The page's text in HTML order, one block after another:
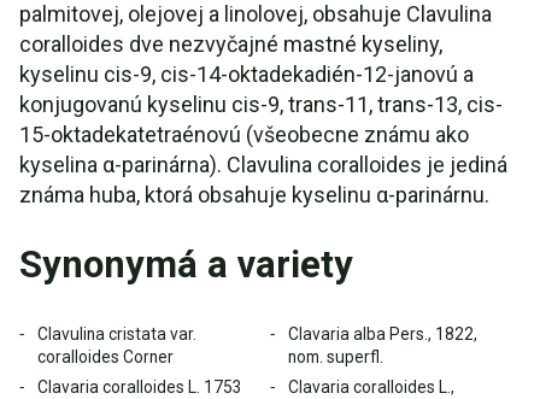
palmitovej, olejovej a linolovej, obsahuje Clavulina
coralloides dve nezvyčajné mastné kyseliny,
kyselinu cis-9, cis-14-oktadekadién-12-janovú a
konjugovanú kyselinu cis-9, trans-11, trans-13, cis-
15-oktadekatetraénovú (všeobecne známu ako
kyselina α-parinárna). Clavulina coralloides je jediná
známa huba, ktorá obsahuje kyselinu α-parinárnu.
Synonymá a variety
Clavulina cristata var.
coralloides Corner
Clavaria alba Pers., 1822,
nom. superfl.
Clavaria coralloides L. 1753
Clavaria coralloides L.,